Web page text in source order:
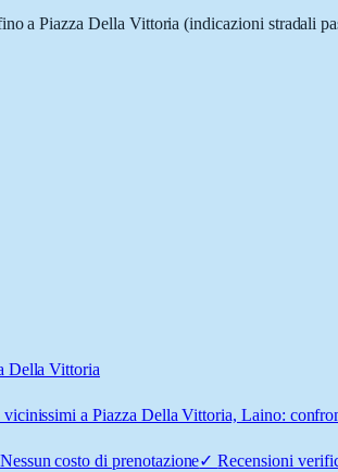
aPiazza Della Vittoria (indicazioni stradali
Della Vittoria
a Piazza Della Vittoria, Laino:
Nessun costo di prenotazione✓Recensioni